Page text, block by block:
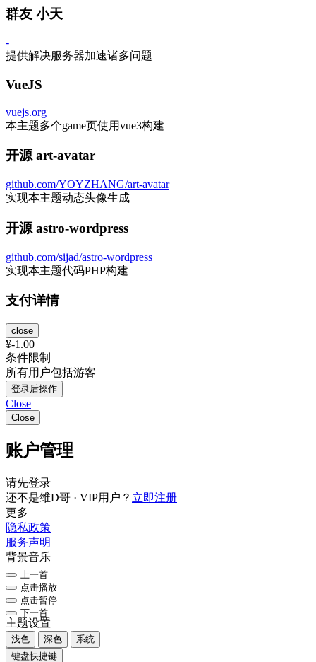
群友 小天
-
提供解决服务器加速诸多问题
VueJS
vuejs.org
本主题多个game页使用vue3构建
开源 art-avatar
github.com/YOYZHANG/art-avatar
实现本主题动态头像生成
开源 astro-wordpress
github.com/sijad/astro-wordpress
实现本主题代码PHP构建
支付详情
close
¥-1.00
条件限制
所有用户包括游客
登录后操作
Close
Close
账户管理
请先登录
还不是维D哥 · VIP用户？ 立即注册
更多
隐私政策
服务声明
背景音乐
上一首
点击播放
点击暂停
下一首
主题设置
浅色 深色
系统
键盘快捷键